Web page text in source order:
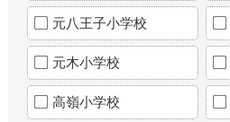
元八王子小学校
元木小学校
高嶺小学校